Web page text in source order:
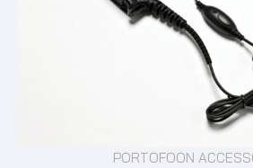
PORTOFOON